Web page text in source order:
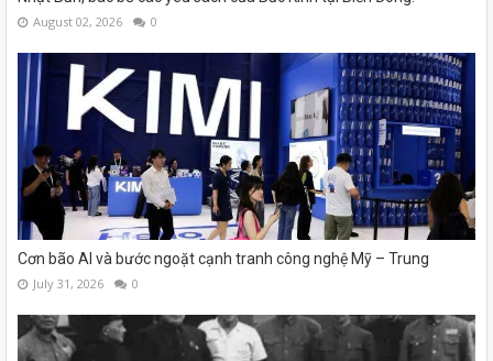
August 02, 2026 0
Cơn bão AI và bước ngoặt cạnh tranh công nghệ Mỹ – Trung
July 31, 2026 0